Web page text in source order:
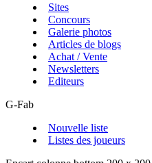
Sites
Concours
Galerie photos
Articles de blogs
Achat / Vente
Newsletters
Editeurs
G-Fab
Nouvelle liste
Listes des joueurs